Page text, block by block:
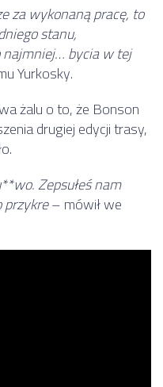
za wykonaną pracę, to
stanu,
najmniej… bycia w tej
Yurkosky.
żalu o to, że Bonson
drugiej edycji trasy,
Zepsułeś nam
przykre– mówił we